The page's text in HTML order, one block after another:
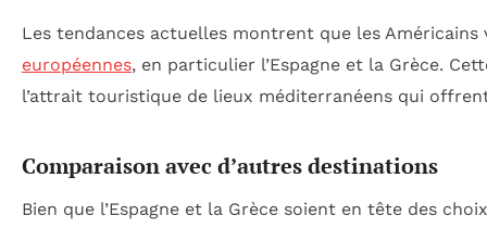
Les tendances actuelles montrent que les
européennes, en particulier l’Espagne et la Grèce.
l’attrait touristique de lieux méditerranéens qui
Comparaison avec d’autres destinations
Bien que l’Espagne et la Grèce soient en tête des